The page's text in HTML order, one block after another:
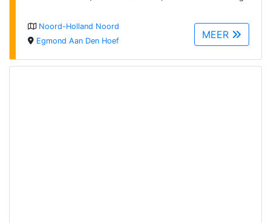
MEER
Noord-Holland Noord
Egmond Aan Den Hoef